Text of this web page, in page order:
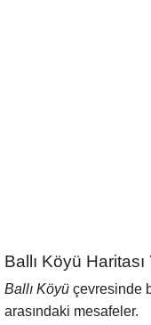
Ballı Köyü
Ballı Köyü çevresinde
arasındaki mesafeler.